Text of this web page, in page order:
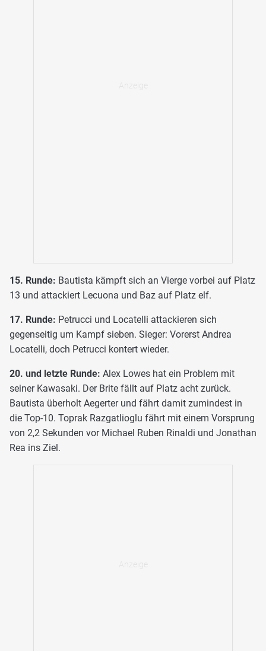
15. Runde: Bautista kämpft sich an Vierge vorbei auf Platz
13 und attackiert Lecuona und Baz auf Platz elf.
17. Runde: Petrucci und Locatelli attackieren sich
gegenseitig um Kampf sieben. Sieger: Vorerst Andrea
Locatelli, doch Petrucci kontert wieder.
20. und letzte Runde: Alex Lowes hat ein Problem mit
seiner Kawasaki. Der Brite fällt auf Platz acht zurück.
Bautista überholt Aegerter und fährt damit zumindest in
die Top-10. Toprak Razgatlioglu fährt mit einem Vorsprung
von 2,2 Sekunden vor Michael Ruben Rinaldi und Jonathan
Rea ins Ziel.